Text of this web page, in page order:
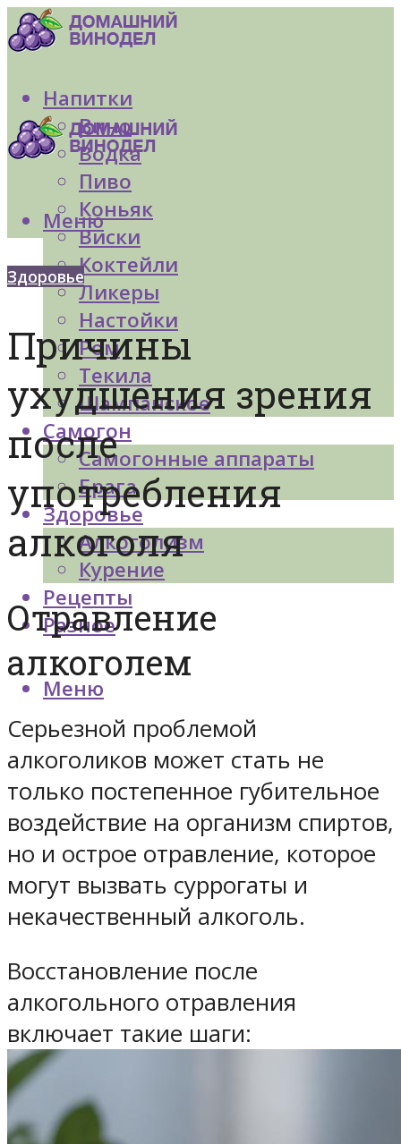
Напитки
Вино
Водка
Пиво
Коньяк
Виски
Коктейли
Ликеры
Настойки
Ром
Текила
Шампанское
Самогон
Самогонные аппараты
Брага
Здоровье
Алкоголизм
Курение
Рецепты
Разное
Меню
Меню
Здоровье
Причины
ухудшения зрения
после
употребления
алкоголя
Отравление
алкоголем
Серьезной проблемой
алкоголиков может стать не
только постепенное губительное
воздействие на организм спиртов,
но и острое отравление, которое
могут вызвать суррогаты и
некачественный алкоголь.
Восстановление после
алкогольного отравления
включает такие шаги: